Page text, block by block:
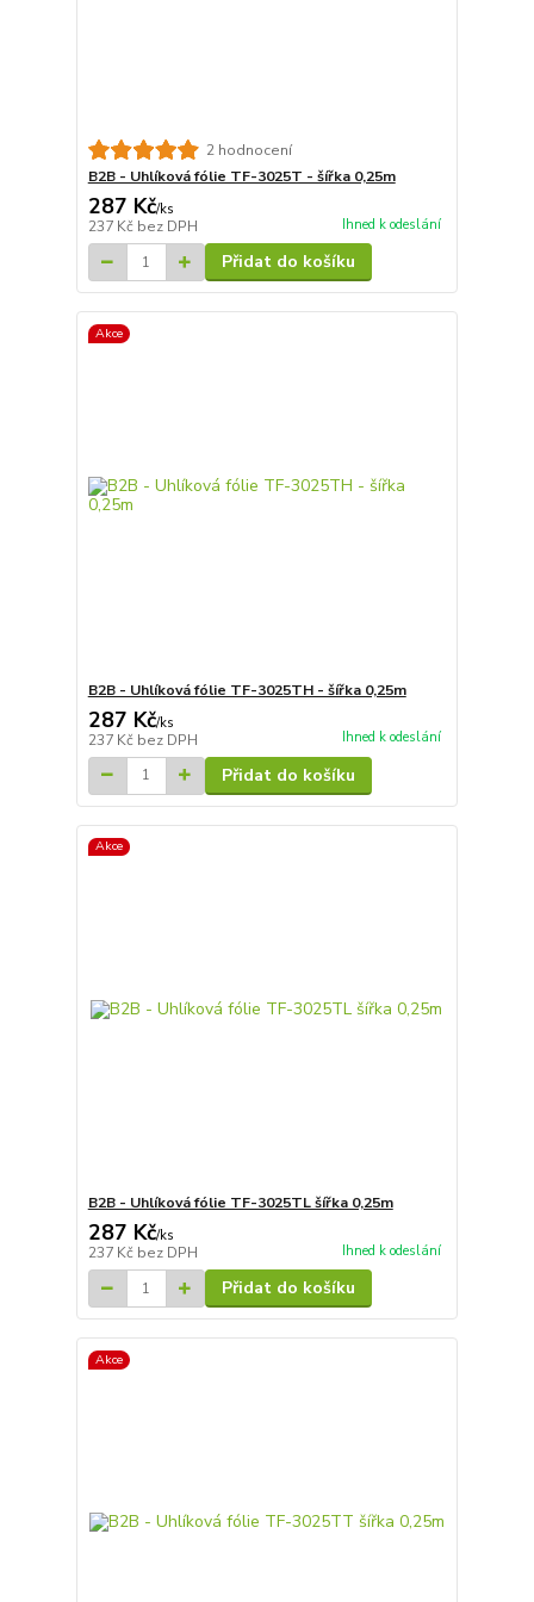
2 hodnocení
B2B - Uhlíková fólie TF-3025T - šířka 0,25m
287 Kč/ks
237 Kč bez DPH Ihned k odeslání
Přidat do košíku
Akce
B2B - Uhlíková fólie TF-3025TH - šířka 0,25m
287 Kč/ks
237 Kč bez DPH Ihned k odeslání
Přidat do košíku
Akce
B2B - Uhlíková fólie TF-3025TL šířka 0,25m
287 Kč/ks
237 Kč bez DPH Ihned k odeslání
Přidat do košíku
Akce